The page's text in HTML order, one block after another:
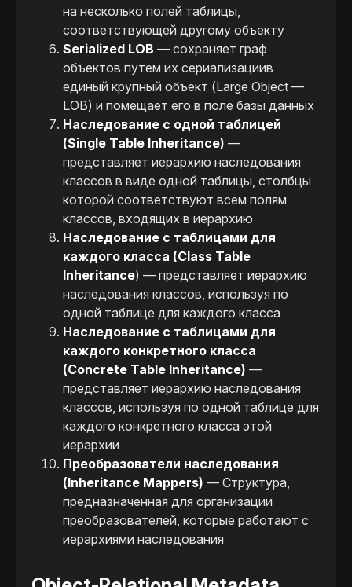
на несколько полей таблицы,
соответствующей другому объекту
Serialized LOB — сохраняет граф
объектов путем их сериализациив
единый крупный объект (Large Object —
LOB) и помещает его в поле базы данных
Наследование с одной таблицей
(Single Table Inheritance)​ —
представляет иерархию наследования
классов в виде одной таблицы, столбцы
которой соответствуют всем полям
классов, входящих в иерархию
Наследование с таблицами для
каждого класса (Class Table
Inheritance) — представляет иерархию
наследования классов, используя по
одной таблице для каждого класса
Наследование с таблицами для
каждого конкретного класса
(Concrete Table Inheritance) —
представляет иерархию наследования
классов, используя по одной таблице для
каждого конкретного класса этой
иерархии
Преобразователи наследования
(Inheritance Mappers)​ — Структура,
предназначенная для организации
преобразователей, которые работают с
иерархиями наследования